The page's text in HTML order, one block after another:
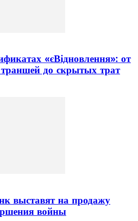
«єВідновлення»: от
до скрытых трат
выставят на продажу
войны